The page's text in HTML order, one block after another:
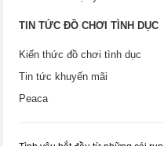
TIN TỨC ĐỒ CHƠI TÌNH DỤC
Kiến thức đồ chơi tình dục
Tin tức khuyến mãi
Peaca